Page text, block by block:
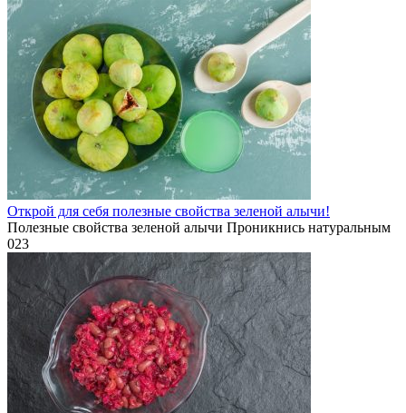
Открой для себя полезные свойства зеленой алычи!
Полезные свойства зеленой алычи Проникнись натуральным
023